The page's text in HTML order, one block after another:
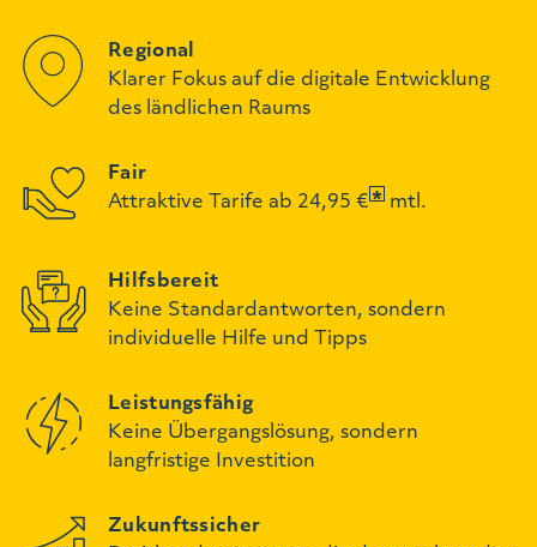
Regional
Klarer Fokus auf die digitale Entwicklung
des ländlichen Raums
Fair
Attraktive Tarife ab 24,95 €
mtl.
Hilfsbereit
Keine Standardantworten, sondern
individuelle Hilfe und Tipps
Leistungsfähig
Keine Übergangslösung, sondern
langfristige Investition
Zukunftssicher